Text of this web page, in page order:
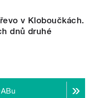
v Kloboučkách.
dnů druhé